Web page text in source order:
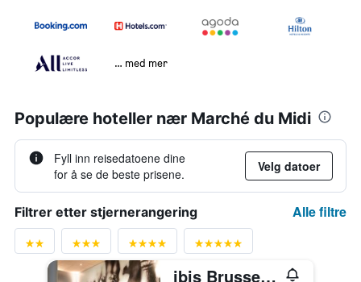
… med mer
Populære hoteller nær Marché du Midi
Fyll inn reisedatoene dine
for å se de beste prisene.
Velg datoer
Filtrer etter stjernerangering Alle filtre
ibis Brussels off Grand Place